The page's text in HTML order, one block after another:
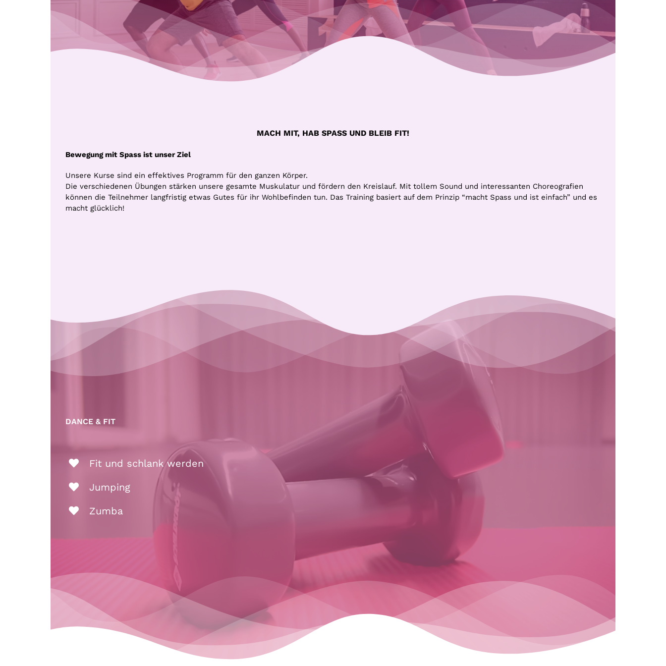
MACH MIT, HAB SPASS UND BLEIB FIT!
Bewegung mit Spass ist unser Ziel
Unsere Kurse sind ein effektives Programm für den ganzen Körper.
Die verschiedenen Übungen stärken unsere gesamte Muskulatur und fördern den Kreislauf. Mit tollem Sound und interessanten Choreografien
können die Teilnehmer langfristig etwas Gutes für ihr Wohlbefinden tun. Das Training basiert auf dem Prinzip “macht Spass und ist einfach” und es
macht glücklich!
DANCE & FIT
Fit und schlank werden
Jumping
Zumba